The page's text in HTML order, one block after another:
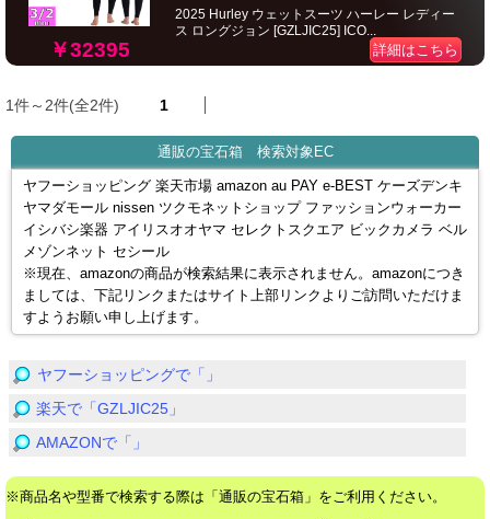
￥32395
2025 Hurley ウェットスーツ ハーレー レディー
ス ロングジョン [GZLJIC25] ICO...
詳細はこちら
1件～2件(全2件) 1
通販の宝石箱 検索対象EC
ヤフーショッピング 楽天市場 amazon au PAY e-BEST ケーズデンキ
ヤマダモール nissen ツクモネットショップ ファッションウォーカー
イシバシ楽器 アイリスオオヤマ セレクトスクエア ビックカメラ ベル
メゾンネット セシール
※現在、amazonの商品が検索結果に表示されません。amazonにつき
ましては、下記リンクまたはサイト上部リンクよりご訪問いただけま
すようお願い申し上げます。
ヤフーショッピングで「」
楽天で「GZLJIC25」
AMAZONで「」
※商品名や型番で検索する際は「通販の宝石箱」をご利用ください。